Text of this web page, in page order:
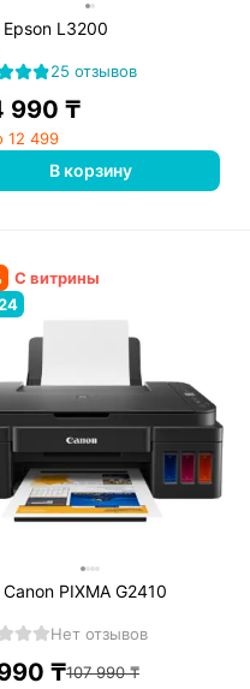
L3200
25 отзывов
990 ₸
12 499
В корзину
С витрины
PIXMA G2410
Нет отзывов
₸107 990₸